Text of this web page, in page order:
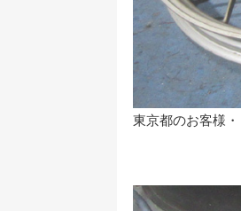
東京都のお客様